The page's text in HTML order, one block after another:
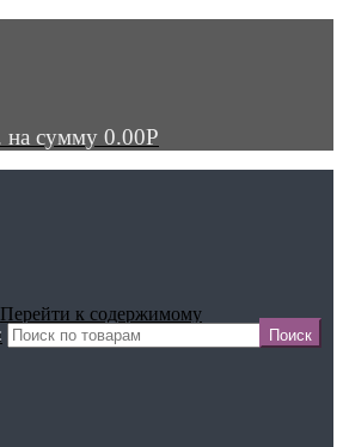
на сумму 0.00Р
Перейти к содержимому